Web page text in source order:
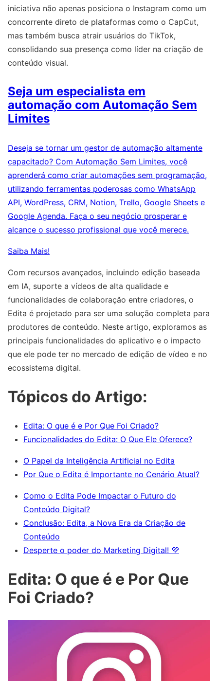
iniciativa não apenas posiciona o Instagram como um
concorrente direto de plataformas como o CapCut,
mas também busca atrair usuários do TikTok,
consolidando sua presença como líder na criação de
conteúdo visual.
Seja um especialista em
automação com Automação Sem
Limites
Deseja se tornar um gestor de automação altamente
capacitado? Com Automação Sem Limites, você
aprenderá como criar automações sem programação,
utilizando ferramentas poderosas como WhatsApp
API, WordPress, CRM, Notion, Trello, Google Sheets e
Google Agenda. Faça o seu negócio prosperar e
alcance o sucesso profissional que você merece.
Saiba Mais!
Com recursos avançados, incluindo edição baseada
em IA, suporte a vídeos de alta qualidade e
funcionalidades de colaboração entre criadores, o
Edita é projetado para ser uma solução completa para
produtores de conteúdo. Neste artigo, exploramos as
principais funcionalidades do aplicativo e o impacto
que ele pode ter no mercado de edição de vídeo e no
ecossistema digital.
Tópicos do Artigo:
Edita: O que é e Por Que Foi Criado?
Funcionalidades do Edita: O Que Ele Oferece?
O Papel da Inteligência Artificial no Edita
Por Que o Edita é Importante no Cenário Atual?
Como o Edita Pode Impactar o Futuro do
Conteúdo Digital?
Conclusão: Edita, a Nova Era da Criação de
Conteúdo
Desperte o poder do Marketing Digital! 💜
Edita: O que é e Por Que
Foi Criado?